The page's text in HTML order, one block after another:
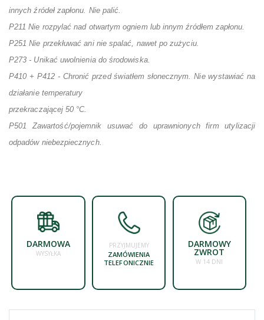
innych źródeł zapłonu. Nie palić.
P211 Nie rozpylać nad otwartym ogniem lub innym źródłem zapłonu.
P251 Nie przekłuwać ani nie spalać, nawet po zużyciu.
P273 - Unikać uwolnienia do środowiska.
P410 + P412 - Chronić przed światłem słonecznym. Nie wystawiać na
działanie temperatury
przekraczającej 50 °C.
P501 Zawartość/pojemnik usuwać do uprawnionych firm utylizacji
odpadów niebezpiecznych.
DARMOWA
WYSYŁKA
PRZYJMUJEMY
ZAMÓWIENIA
TELEFONICZNIE
DARMOWY
ZWROT
W 14 DNI